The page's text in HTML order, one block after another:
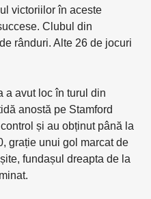
victoriilor în aceste
Clubul din
rânduri. Alte 26 de jocuri
a avut loc în turul din
anostă pe Stamford
și au obținut până la
grație unui gol marcat de
fundașul dreapta de la